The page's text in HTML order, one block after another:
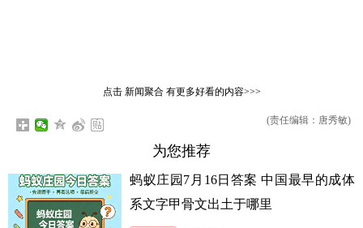
点击 新闻聚合有更多好看的内容>>>
(责任编辑：唐秀敏)
为您推荐
蚂蚁庄园7月16日答案 中国最早的成体
系文字甲骨文出土于哪里